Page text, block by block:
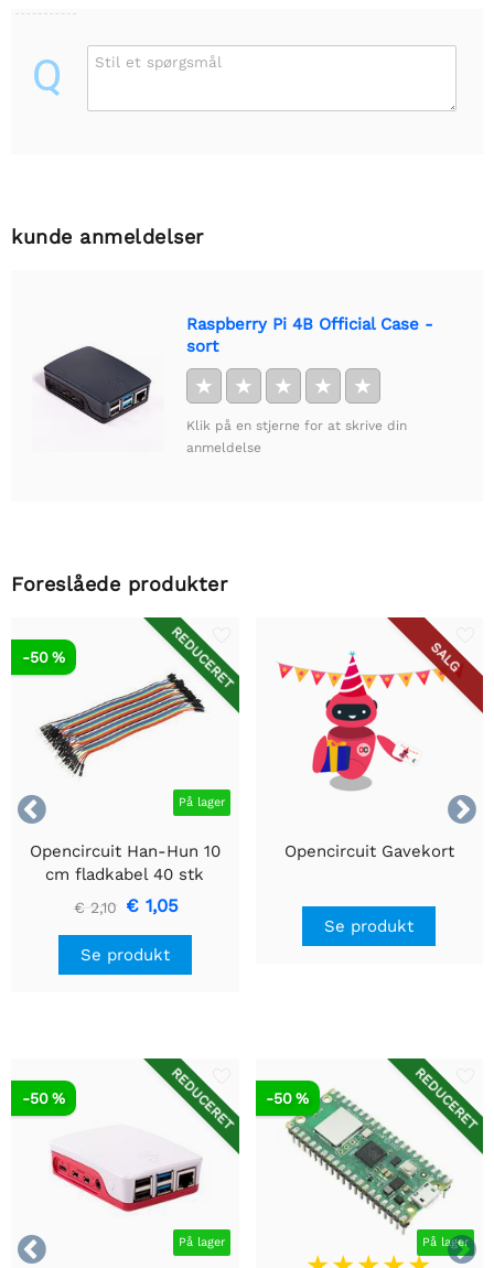
Q Stil et spørgsmål
kunde anmeldelser
Raspberry Pi 4B Official Case -
sort
★ ★ ★ ★ ★
Klik på en stjerne for at skrive din
anmeldelse
Foreslåede produkter


REDUCERET
På lager
-50 %
Opencircuit Han-Hun 10
cm fladkabel 40 stk
€ 2,10 € 1,05
Se produkt
SALG
Opencircuit Gavekort
Se produkt


REDUCERET
På lager
-50 % REDUCERET
På lager
-50 %